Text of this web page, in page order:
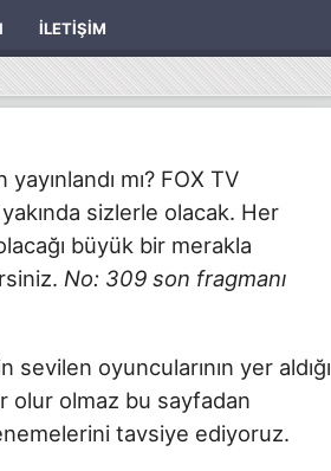
İLETIŞIM
mı? FOX TV
sizlerle olacak. Her
büyük bir merakla
No: 309 son fragmanı
oyuncularının yer aldığı
olur olmaz bu sayfadan
tavsiye ediyoruz.